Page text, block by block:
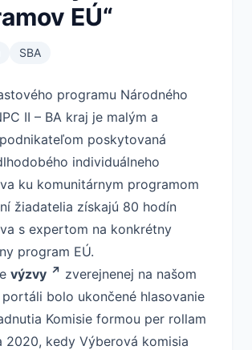
EÚ“
SBA
programu Národného
II – BA kraj je malým a
poskytovaná
individuálneho
ku komunitárnym programom
žiadatelia získajú 80 hodín
s expertom na konkrétny
program EÚ.
výzvy
zverejnenej na našom
bolo ukončené hlasovanie
Komisie formou per rollam
2020, kedy Výberová komisia